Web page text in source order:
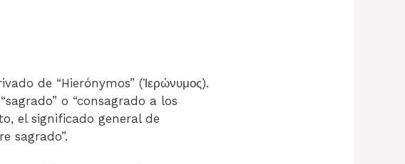
de “Hierónymos” (Ἱερώνυμος).
o “consagrado a los
el significado general de
sagrado”.